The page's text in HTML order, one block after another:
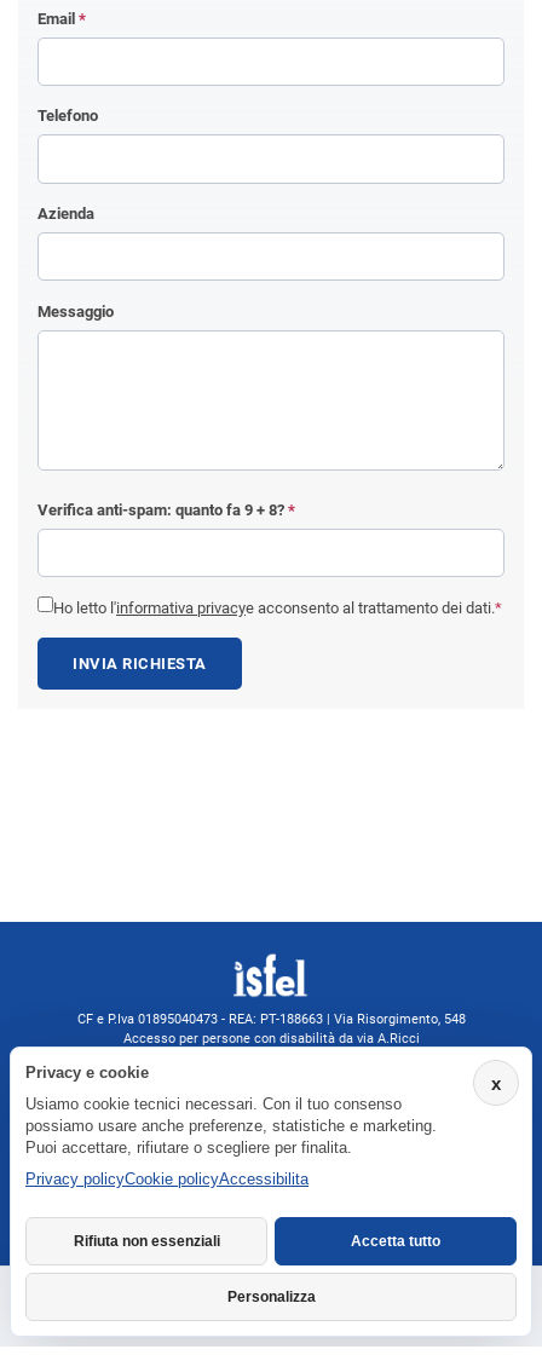
Email *
Telefono
Azienda
Messaggio
Verifica anti-spam: quanto fa 9 + 8? *
Ho letto l'informativa privacye acconsento al trattamento dei dati.*
INVIA RICHIESTA
CF e P.Iva 01895040473 - REA: PT-188663 | Via Risorgimento, 548
Accesso per persone con disabilità da via A.Ricci
isfel@pec.it
Informativa privacy
Agenzia formativa iscritta a Formatemp
x
Privacy e cookie
Usiamo cookie tecnici necessari. Con il tuo consenso
possiamo usare anche preferenze, statistiche e marketing.
Puoi accettare, rifiutare o scegliere per finalita.
Privacy policyCookie policyAccessibilita
Rifiuta non essenziali
Personalizza
Accetta tutto
Richiedi informazioni